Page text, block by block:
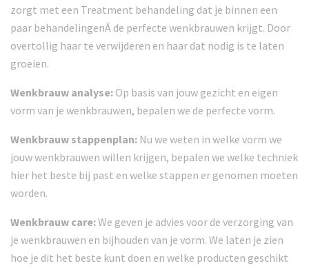
zorgt met een Treatment behandeling dat je binnen een
paar behandelingenÂ de perfecte wenkbrauwen krijgt. Door
overtollig haar te verwijderen en haar dat nodig is te laten
groeien.
Wenkbrauw analyse: Op basis van jouw gezicht en eigen
vorm van je wenkbrauwen, bepalen we de perfecte vorm.
Wenkbrauw stappenplan: Nu we weten in welke vorm we
jouw wenkbrauwen willen krijgen, bepalen we welke techniek
hier het beste bij past en welke stappen er genomen moeten
worden.
Wenkbrauw care:We geven je advies voor de verzorging van
je wenkbrauwen en bijhouden van je vorm. We laten je zien
hoe je dit het beste kunt doen en welke producten geschikt